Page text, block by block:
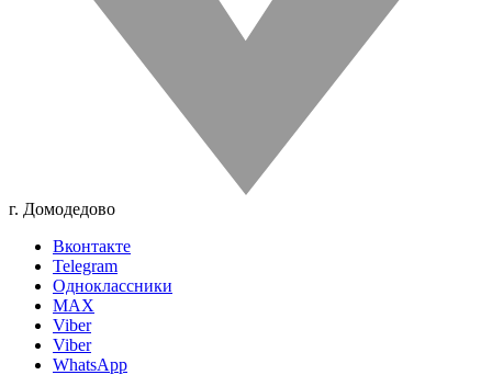
г. Домодедово
Вконтакте
Telegram
Одноклассники
MAX
Viber
Viber
WhatsApp